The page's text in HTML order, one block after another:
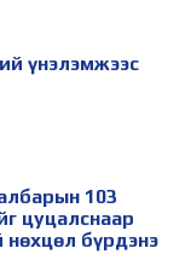
үнэлэмжээс
103
цуцалснаар
нөхцөл бүрдэнэ